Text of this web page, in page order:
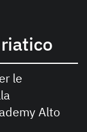
le
Alto